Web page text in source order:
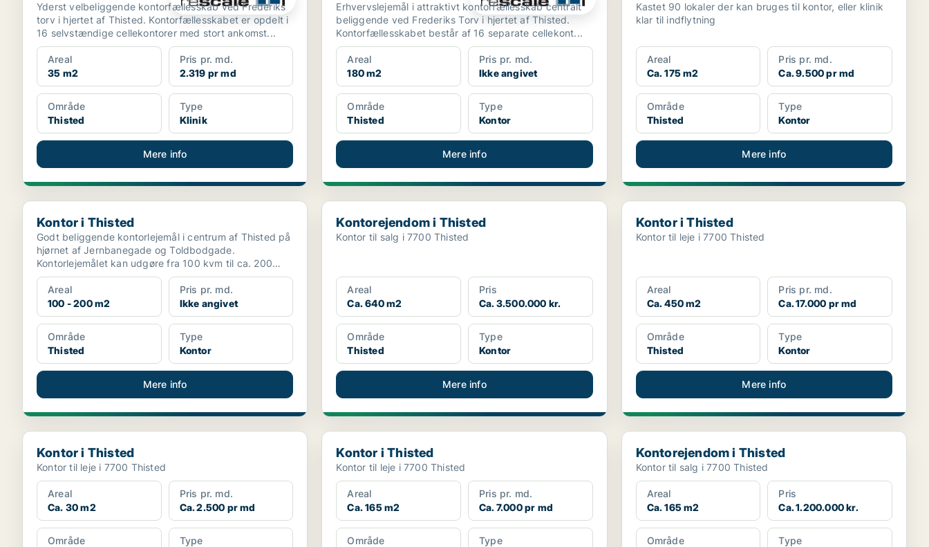
Yderst velbeliggende kontorfællesskab ved Frederiks
torv i hjertet af Thisted. Kontorfællesskabet er opdelt i
16 selvstændige cellekontorer med stort ankomst...
Areal
35 m2
Pris pr. md.
2.319 pr md
Område
Thisted
Type
Klinik
Mere info
Erhvervslejemål i attraktivt kontorfællesskab centralt
beliggende ved Frederiks Torv i hjertet af Thisted.
Kontorfællesskabet består af 16 separate cellekont...
Areal
180 m2
Pris pr. md.
Ikke angivet
Område
Thisted
Type
Kontor
Mere info
Kastet 90 lokaler der kan bruges til kontor, eller klinik
klar til indflytning
Areal
Ca. 175 m2
Pris pr. md.
Ca. 9.500 pr md
Område
Thisted
Type
Kontor
Mere info
Kontor i Thisted
Kontor i Thisted
Godt beliggende kontorlejemål i centrum af Thisted på
hjørnet af Jernbanegade og Toldbodgade.
Kontorlejemålet kan udgøre fra 100 kvm til ca. 200
kvm belig...
Areal
100 - 200 m2
Pris pr. md.
Ikke angivet
Område
Thisted
Type
Kontor
Mere info
Kontorejendom i Thisted
Kontorejendom i Thisted
Kontor til salg i 7700 Thisted
Areal
Ca. 640 m2
Pris
Ca. 3.500.000 kr.
Område
Thisted
Type
Kontor
Mere info
Kontor i Thisted
Kontor i Thisted
Kontor til leje i 7700 Thisted
Areal
Ca. 450 m2
Pris pr. md.
Ca. 17.000 pr md
Område
Thisted
Type
Kontor
Mere info
Kontor i Thisted
Kontor i Thisted
Kontor til leje i 7700 Thisted
Areal
Ca. 30 m2
Pris pr. md.
Ca. 2.500 pr md
Område
Type
Kontor i Thisted
Kontor i Thisted
Kontor til leje i 7700 Thisted
Areal
Ca. 165 m2
Pris pr. md.
Ca. 7.000 pr md
Område
Type
Kontorejendom i Thisted
Kontorejendom i Thisted
Kontor til salg i 7700 Thisted
Areal
Ca. 165 m2
Pris
Ca. 1.200.000 kr.
Område
Type